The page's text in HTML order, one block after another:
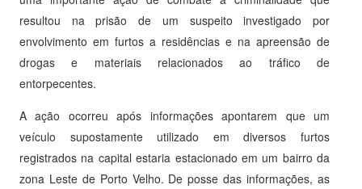
resultou na prisão de um suspeito investigado por
envolvimento em furtos a residências e na apreensão de
drogas e materiais relacionados ao tráfico de
entorpecentes.
A ação ocorreu após informações apontarem que um
veículo supostamente utilizado em diversos furtos
registrados na capital estaria estacionado em um bairro da
zona Leste de Porto Velho. De posse das informações, as